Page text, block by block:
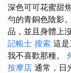
深色可可花蜜甜
勻的青銅色陰影
品，並且身體上
記帳士 搜索 這
我不喜歡那種。
按摩店 通常，日